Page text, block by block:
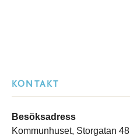
KONTAKT
Besöksadress
Kommunhuset, Storgatan 48